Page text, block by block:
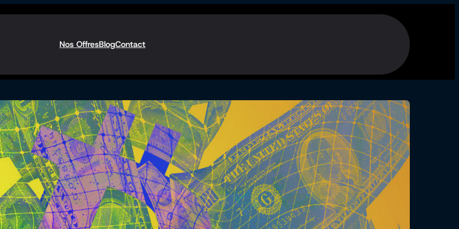
Nos OffresBlogContact